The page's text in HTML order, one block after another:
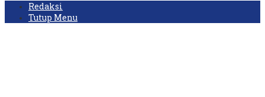
Redaksi
Tutup Menu